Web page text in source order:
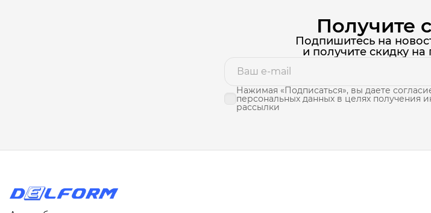
Получите
Подпишитесь на
и получите скидку на
Нажимая «Подписаться», вы даете
персональных данных в целях
рассылки